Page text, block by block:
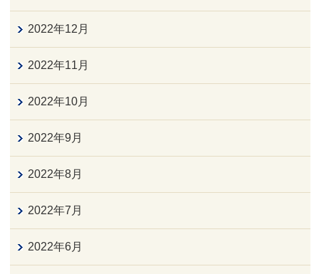
2022年12月
2022年11月
2022年10月
2022年9月
2022年8月
2022年7月
2022年6月